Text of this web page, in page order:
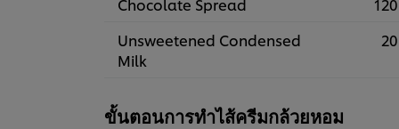
Chocolate Spread
Unsweetened Condensed
Milk
ขั้นตอนการทำไส้ครีมกล้วยหอม